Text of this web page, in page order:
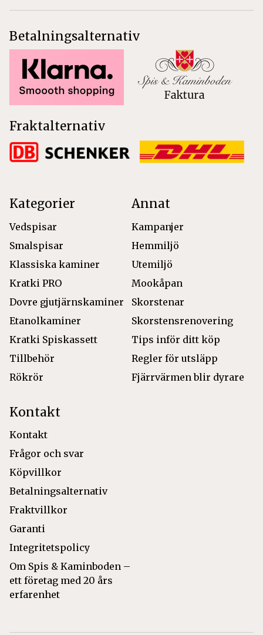
Betalningsalternativ
Fraktalternativ
Kategorier
Vedspisar
Smalspisar
Klassiska kaminer
Kratki PRO
Dovre gjutjärnskaminer
Etanolkaminer
Kratki Spiskassett
Tillbehör
Rökrör
Annat
Kampanjer
Hemmiljö
Utemiljö
Mookåpan
Skorstenar
Skorstensrenovering
Tips inför ditt köp
Regler för utsläpp
Fjärrvärmen blir dyrare
Kontakt
Kontakt
Frågor och svar
Köpvillkor
Betalningsalternativ
Fraktvillkor
Garanti
Integritetspolicy
Om Spis & Kaminboden –
ett företag med 20 års
erfarenhet